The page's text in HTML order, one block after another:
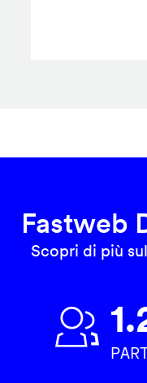
Fastweb
Scopri di più